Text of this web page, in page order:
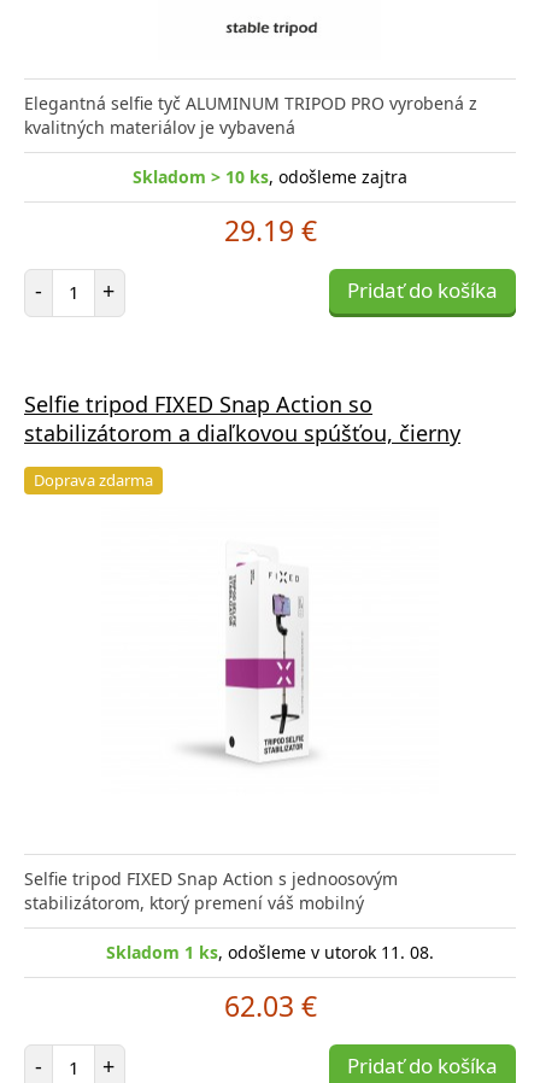
Elegantná selfie tyč ALUMINUM TRIPOD PRO vyrobená z
kvalitných materiálov je vybavená
Skladom > 10 ks, odošleme zajtra
29.19 €
- Počet položiek
+ Pridať do košíka
Selfie tripod FIXED Snap Action so
stabilizátorom a diaľkovou spúšťou, čierny
Doprava zdarma
Selfie tripod FIXED Snap Action s jednoosovým
stabilizátorom, ktorý premení váš mobilný
Skladom 1 ks, odošleme v utorok 11. 08.
62.03 €
- Počet položiek
+ Pridať do košíka